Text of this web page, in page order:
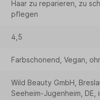
Haar zu reparieren, zu
pflegen
4,5
Farbschonend, Vegan,
Wild Beauty GmbH,
Seeheim-Jugenheim,